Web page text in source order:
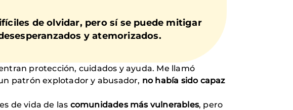
de olvidar, pero sí se puede mitigar
y atemorizados.
protección, cuidados y ayuda. Me llamó
patrón explotador y abusador, no había sido capaz
de vida de las comunidades más vulnerables, pero